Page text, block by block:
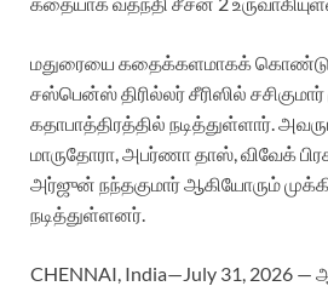
மதுரையை கதைக்களமாகக் கொண்டு
சஸ்பென்ஸ் திரில்லர் சீரிஸில்
கதாபாத்திரத்தில் நடித்துள்ளார்.
மாருதோரா, அபர்ணா தாஸ், விவேக்
அர்ஜுன் நந்தகுமார் ஆகியோரும்
நடித்துள்ளனர்.
CHENNAI, India—July 31, 2026 —